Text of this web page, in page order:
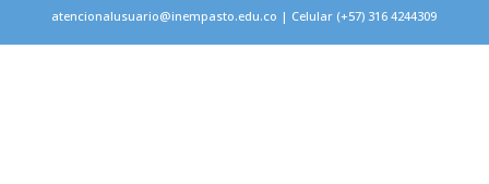
atencionalusuario@inempasto.edu.co | Celular (+57) 316 4244309